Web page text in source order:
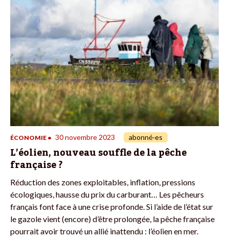
ÉCONOMIE • 30 novembre 2023 abonné·es
L’éolien, nouveau souffle de la pêche
française ?
Réduction des zones exploitables, inflation, pressions
écologiques, hausse du prix du carburant… Les pêcheurs
français font face à une crise profonde. Si l’aide de l’état sur
le gazole vient (encore) d’être prolongée, la pêche française
pourrait avoir trouvé un allié inattendu : l’éolien en mer.